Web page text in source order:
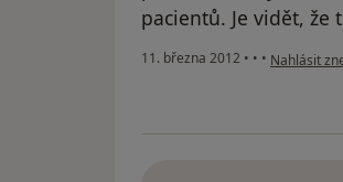
pacientů. Je vidět,
11. března 2012 • • • podle
Nahlásit